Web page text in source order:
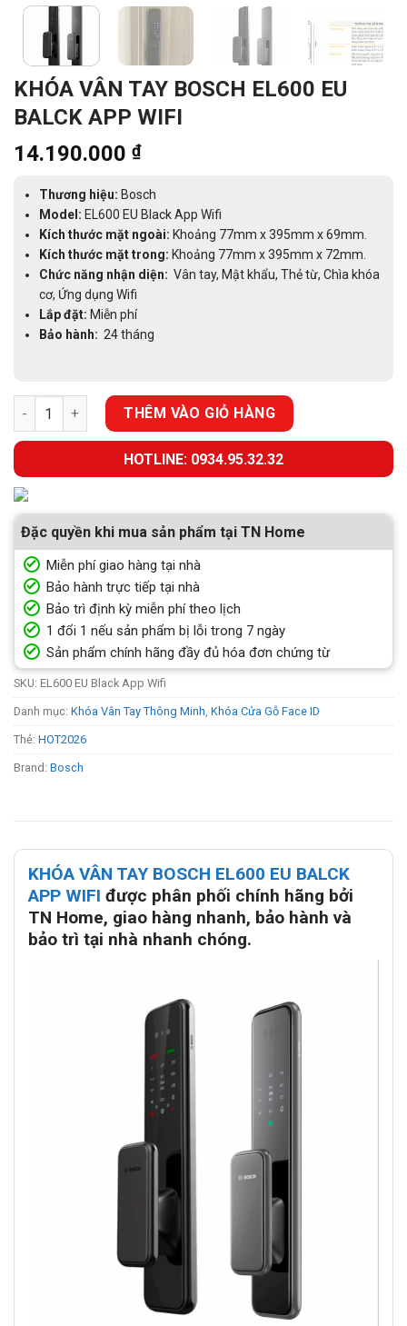
KHÓA VÂN TAY BOSCH EL600 EU
BALCK APP WIFI
14.190.000 ₫
Thương hiệu: Bosch
Model: EL600 EU Black App Wifi
Kích thước mặt ngoài: Khoảng 77mm x 395mm x 69mm.
Kích thước mặt trong: Khoảng 77mm x 395mm x 72mm.
Chức năng nhận diện: Vân tay, Mật khẩu, Thẻ từ, Chìa khóa
cơ, Ứng dụng Wifi
Lắp đặt: Miễn phí
Bảo hành: 24 tháng
KHÓA VÂN TAY BOSCH EL600 EU BALCK APP WIFI số lượng
THÊM VÀO GIỎ HÀNG
HOTLINE: 0934.95.32.32
Đặc quyền khi mua sản phẩm tại TN Home
Miễn phí giao hàng tại nhà
Bảo hành trực tiếp tại nhà
Bảo trì định kỳ miễn phí theo lịch
1 đổi 1 nếu sản phẩm bị lỗi trong 7 ngày
Sản phẩm chính hãng đầy đủ hóa đơn chứng từ
SKU: EL600 EU Black App Wifi
Danh mục: Khóa Vân Tay Thông Minh, Khóa Cửa Gỗ Face ID
Thẻ: HOT2026
Brand: Bosch
KHÓA VÂN TAY BOSCH EL600 EU BALCK
APP WIFI được phân phối chính hãng bởi
TN Home, giao hàng nhanh, bảo hành và
bảo trì tại nhà nhanh chóng.